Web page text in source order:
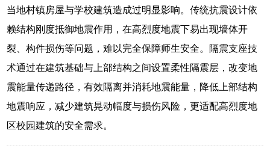
当地村镇房屋与学校建筑造成过明显影响。传统抗震设计依
赖结构刚度抵御地震作用，在高烈度地震下易出现墙体开
裂、构件损伤等问题，难以完全保障师生安全。隔震支座技
术通过在建筑基础与上部结构之间设置柔性隔震层，改变地
震能量传递路径，有效隔离并消耗地震能量，降低上部结构
地震响应，减少建筑晃动幅度与损伤风险，更适配高烈度地
区校园建筑的安全需求。